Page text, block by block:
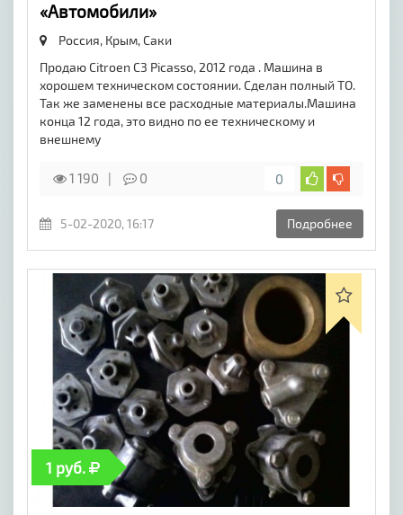
«Автомобили»
Россия, Крым,Саки
Продаю Citroen C3 Picasso, 2012 года . Машина в
хорошем техническом состоянии. Сделан полный ТО.
Так же заменены все расходные материалы.Машина
конца 12 года, это видно по ее техническому и
внешнему
1 190 0 0
5-02-2020, 16:17 Подробнее
1 руб.